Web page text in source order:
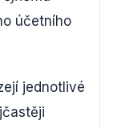
účetního
jednotlivé